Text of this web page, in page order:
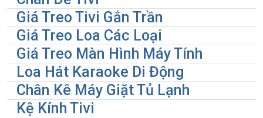
Giá Treo Tivi Gắn Trần
Giá Treo Loa Các Loại
Giá Treo Màn Hình Máy Tính
Loa Hát Karaoke Di Động
Chân Kê Máy Giặt Tủ Lạnh
Kệ Kính Tivi